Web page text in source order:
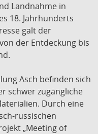
Landnahme in
18. Jahrhunderts
galt der
der Entdeckung bis
Asch befinden sich
schwer zugängliche
Durch eine
russischen
„Meeting of